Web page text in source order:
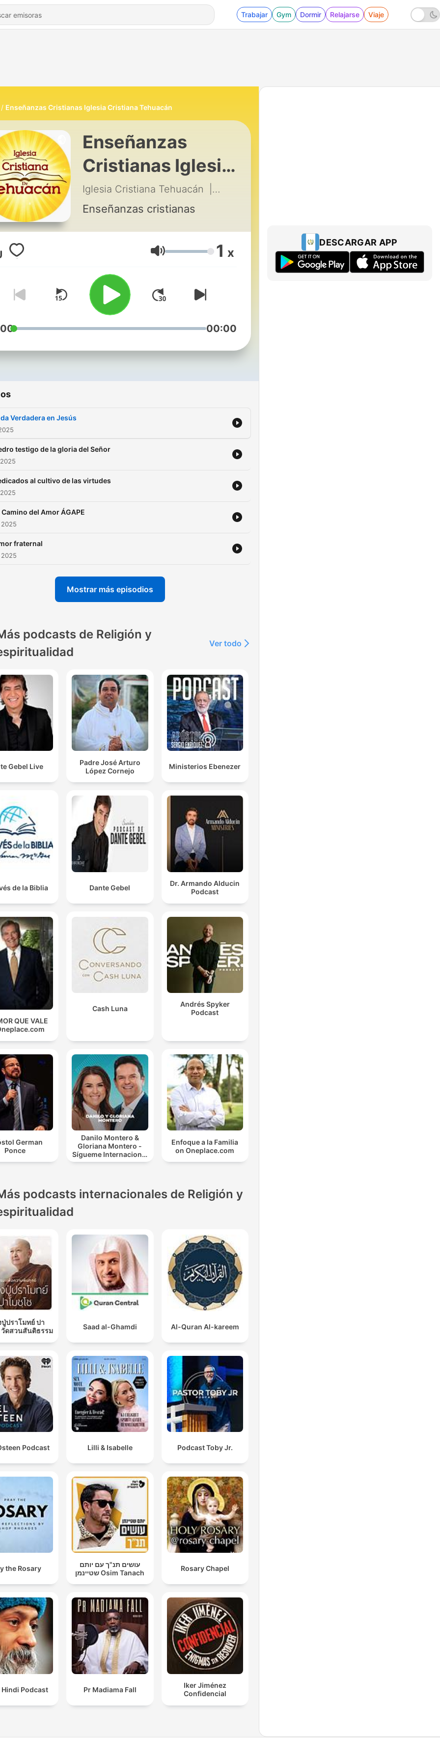
Trabajar Gym Dormir Relajarse Viaje
Enseñanzas Cristianas Iglesia Cristiana Tehuacán
Enseñanzas
Cristianas Iglesia
Cristiana
Tehuacán
Iglesia Cristiana Tehuacán 233 - Vida Verdadera en Jesús
Enseñanzas cristianas
Volumen 1 x
00:00
Verdadera en Jesús
testigo de la gloria del Señor
al cultivo de las virtudes
Camino del Amor ÁGAPE
fraternal
Mostrar más episodios
podcasts de Religión y
Ver todo
Gebel Live
Padre José Arturo
López Cornejo
Ministerios Ebenezer
de la Biblia Dante Gebel
Dr. Armando Alducin
Podcast
QUE VALE
Cash Luna
Andrés Spyker
Podcast
German
Ponce
Danilo Montero &
Gloriana Montero -
Sígueme Internacional
| Predicaciones
Enfoque a la Familia
on Oneplace.com
podcasts internacionales de Religión y
ปราโมทย์ ปา
ดสวนสันติธรรม
Saad al-Ghamdi Al-Quran Al-kareem
Podcast Lilli & Isabelle Podcast Toby Jr.
the Rosary
עושים תנ"ך עם יותם
שטיינמן Osim Tanach
Rosary Chapel
Hindi Podcast Pr Madiama Fall
Iker Jiménez
Confidencial
DESCARGAR APP